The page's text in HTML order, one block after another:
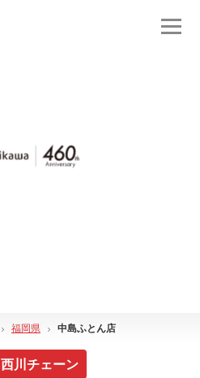
福岡県 中島ふとん店
西川チェーン